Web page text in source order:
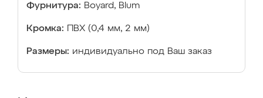
Фурнитура: Boyard, Blum
Кромка: ПВХ (0,4 мм, 2 мм)
Размеры: индивидуально под Ваш заказ